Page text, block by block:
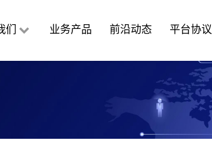
们 业务产品 前沿动态 平台协议